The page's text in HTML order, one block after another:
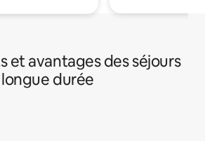
et avantages des séjours
longue durée